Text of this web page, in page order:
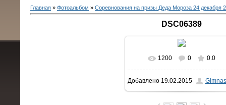
Главная » Фотоальбом » Соревнования на призы Деда Мороза 24 декабря
DSC06389
В реальном размере
1600x1063/ 149.4Kb
1200 0 0.0
Добавлено19.02.2015